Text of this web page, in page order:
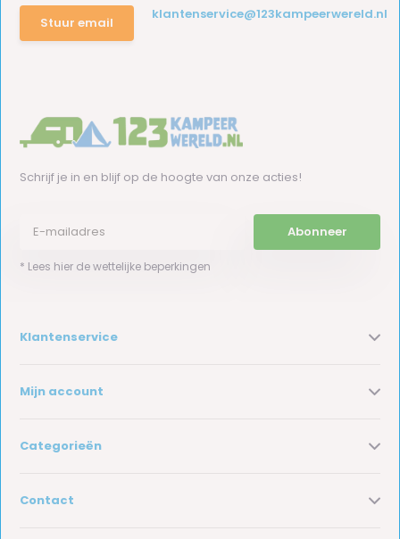
Stuur email
klantenservice@123kampeerwereld.nl
Schrijf je in en blijf op de hoogte van onze acties!
Abonneer
* Lees hier de wettelijke beperkingen
Klantenservice
Mijn account
Categorieën
Contact